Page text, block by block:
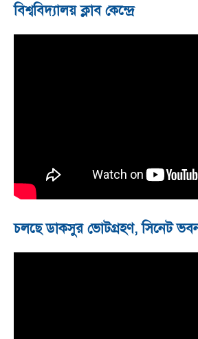
বিশ্ববিদ্যালয় ক্লাব কেন্দ্রে
চলছে ডাকসুর ভোটগ্রহণ, সিনেট